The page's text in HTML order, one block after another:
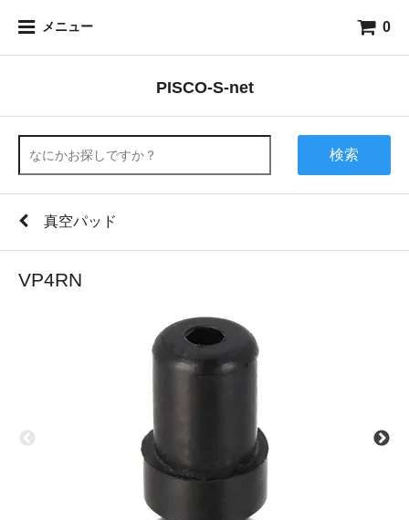
メニュー 0
PISCO-S-net
検索
真空パッド
VP4RN